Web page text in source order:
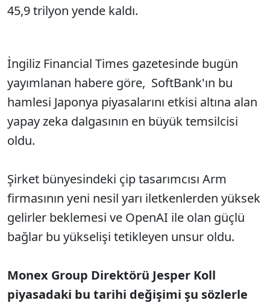
45,9 trilyon yende kaldı.
İngiliz Financial Times gazetesinde bugün
yayımlanan habere göre, SoftBank'ın bu
hamlesi Japonya piyasalarını etkisi altına alan
yapay zeka dalgasının en büyük temsilcisi
oldu.
Şirket bünyesindeki çip tasarımcısı Arm
firmasının yeni nesil yarı iletkenlerden yüksek
gelirler beklemesi ve OpenAI ile olan güçlü
bağlar bu yükselişi tetikleyen unsur oldu.
Monex Group Direktörü Jesper Koll
piyasadaki bu tarihi değişimi şu sözlerle